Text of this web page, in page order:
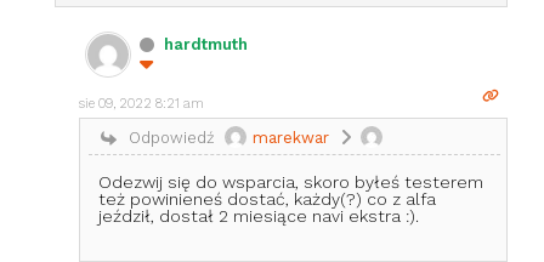
hardtmuth
sie 09, 2022 8:21 am
Odpowiedź marekwar
Odezwij się do wsparcia, skoro byłeś testerem
też powinieneś dostać, każdy(?) co z alfa
jeździł, dostał 2 miesiące navi ekstra :).